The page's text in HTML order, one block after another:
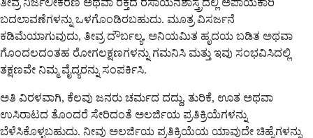
ತೀವ್ರ ನಿರ್ಜಲೀಕರಣ ಅಥವಾ ರಕ್ತದ ರಸಾಯನಶಾಸ್ತ್ರದಲ್ಲಿ ಅಪಾಯಕಾರಿ
ಬದಲಾವಣೆಗಳನ್ನು ಒಳಗೊಂಡಿರಬಹುದು. ಮೂತ್ರ ವಿಸರ್ಜನೆ
ಕಡಿಮೆಯಾಗುವುದು, ತೀವ್ರ ದೌರ್ಬಲ್ಯ, ಅನಿಯಮಿತ ಹೃದಯ ಬಡಿತ ಅಥವಾ
ಗೊಂದಲದಂತಹ ರೋಗಲಕ್ಷಣಗಳನ್ನು ಗಮನಿಸಿ ಮತ್ತು ಇವು ಸಂಭವಿಸಿದಲ್ಲಿ
ತಕ್ಷಣವೇ ನಿಮ್ಮ ವೈದ್ಯರನ್ನು ಸಂಪರ್ಕಿಸಿ.
ಅತಿ ವಿರಳವಾಗಿ, ಕೆಲವು ಜನರು ಚರ್ಮದ ದದ್ದು, ತುರಿಕೆ, ಊತ ಅಥವಾ
ಉಸಿರಾಟದ ತೊಂದರೆ ಸೇರಿದಂತೆ ಅಲರ್ಜಿಯ ಪ್ರತಿಕ್ರಿಯೆಗಳನ್ನು
ಬೆಳೆಸಿಕೊಳ್ಳಬಹುದು. ನೀವು ಅಲರ್ಜಿಯ ಪ್ರತಿಕ್ರಿಯೆಯ ಯಾವುದೇ ಚಿಹ್ನೆಗಳನ್ನು